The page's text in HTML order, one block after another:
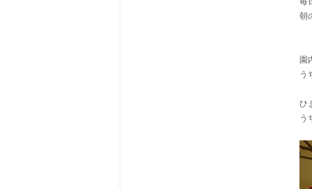
朝
園
う
ひ
う